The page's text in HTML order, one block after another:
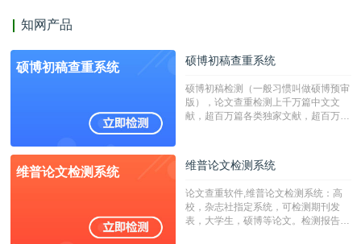
知网产品
硕博初稿查重系统 硕博初稿查重系统
硕博初稿检测（一般习惯叫做硕博预审
版），论文查重检测上千万篇中文文
献，超百万篇各类独家文献，超百万港
校用来检测硕博论文的系统，检测范围
广，数据来源真实，检测算法合理!本
字符数30万）
维普论文检测系统 维普论文检测系统
论文查重软件,维普论文检测系统：高
校，杂志社指定系统，可检测期刊发
表，大学生，硕博等论文。检测报告支